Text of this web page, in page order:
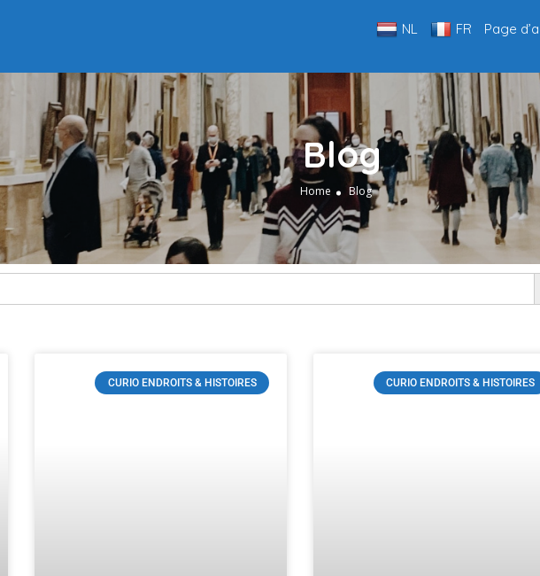
NL FR Page
Blog
Home Blog
CURIO ENDROITS & HISTOIRES CURIO ENDROITS & HISTOIRES